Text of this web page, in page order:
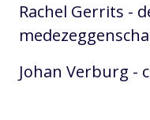
Rachel Gerrits -
Johan Verburg -